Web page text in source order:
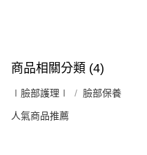
商品相關分類 (4)
∣臉部護理∣ 臉部保養
人氣商品推薦